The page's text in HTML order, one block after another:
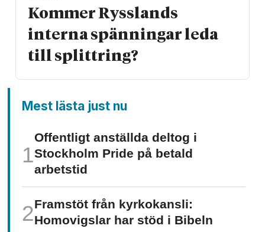
Kommer Rysslands
interna spänningar leda
till splittring?
Mest lästa just nu
Offentligt anställda deltog i
Stockholm Pride på betald
arbetstid
Framstöt från kyrkokansli:
Homo­vigslar har stöd i Bibeln